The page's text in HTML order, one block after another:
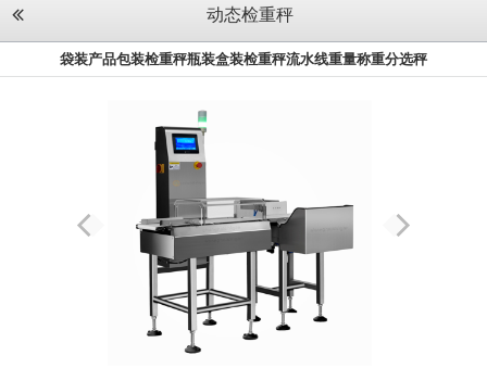
动态检重秤
袋装产品包装检重秤瓶装盒装检重秤流水线重量称重分选秤